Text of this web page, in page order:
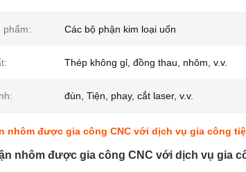
phẩm: Các bộ phận kim loại uốn
Thép không gỉ, đồng thau, nhôm, v.v.
đùn, Tiện, phay, cắt laser, v.v.
nhôm được gia công CNC với dịch vụ gia công
nhôm được gia công CNC với dịch vụ gia